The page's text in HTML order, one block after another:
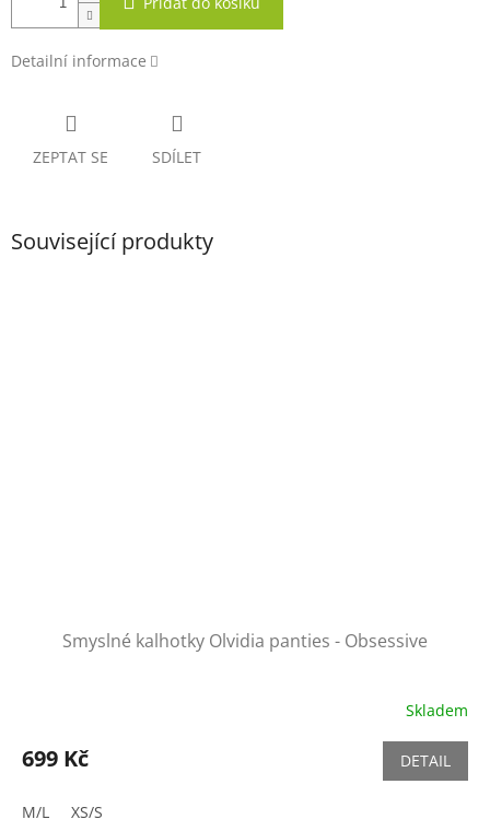
Detailní informace
ZEPTAT SE SDÍLET
Související produkty
Smyslné kalhotky Olvidia panties - Obsessive
Skladem
699 Kč DETAIL
M/L XS/S